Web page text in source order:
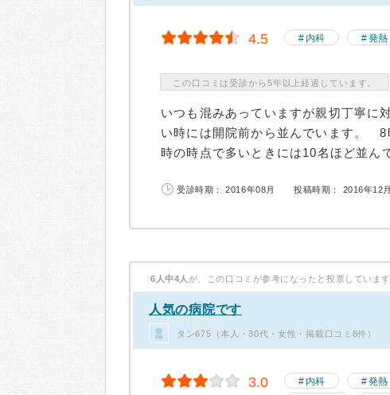
4.5 内科 発熱
この口コミは受診から5年以上経過しています。
いつも混みあっていますが親切丁寧
い時には開院前から並んでいます。 8
時の時点で多いときには10名ほど並ん
受診時期： 2016年08月 投稿時期： 2016年12月
6人中4人 が、この口コミが参考になったと投票しています
人気の病院です
タン675（本人・30代・女性・掲載口コミ8件）
3.0 内科 発熱